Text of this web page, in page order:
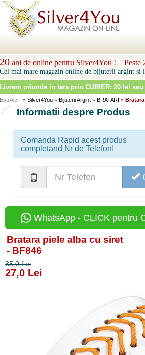
20 ani de online pentru Silver4You ! Peste
Cel mai mare magazin online de bijuterii argint si
Livram oriunde in tara prin CURIER: 20 lei
Esti Aici: » Silver4You » Bijuterii Argint » BRATARI »
Informatii despre Produs
Comanda Rapid acest produs
completand Nr de Telefon!
WhatsApp - CLICK pentru
Bratara piele alba cu siret
- BF846
35,0 Lei
27,0 Lei